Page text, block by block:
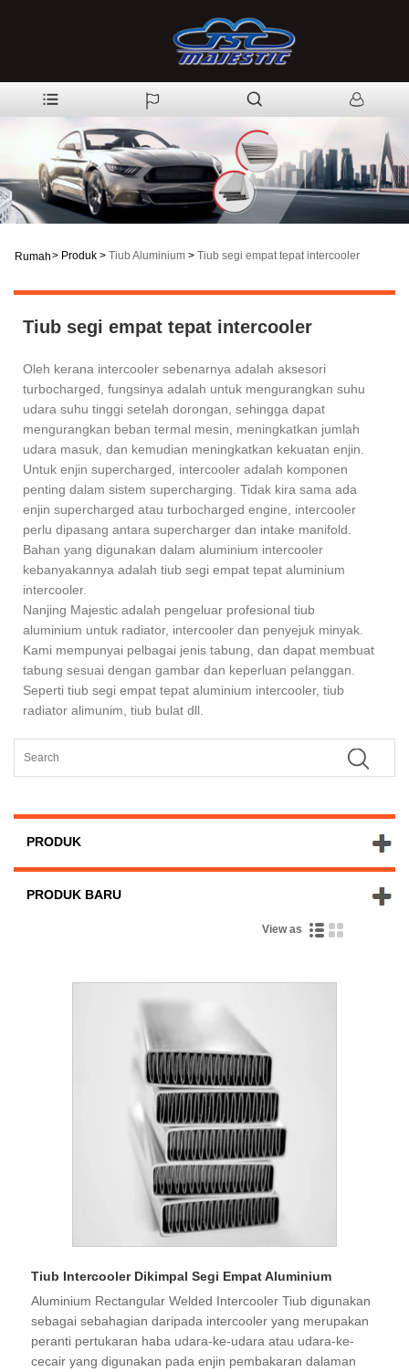
Rumah> Produk > Tiub Aluminium > Tiub segi empat tepat intercooler
Tiub segi empat tepat intercooler
Oleh kerana intercooler sebenarnya adalah aksesori
turbocharged, fungsinya adalah untuk mengurangkan suhu
udara suhu tinggi setelah dorongan, sehingga dapat
mengurangkan beban termal mesin, meningkatkan jumlah
udara masuk, dan kemudian meningkatkan kekuatan enjin.
Untuk enjin supercharged, intercooler adalah komponen
penting dalam sistem supercharging. Tidak kira sama ada
enjin supercharged atau turbocharged engine, intercooler
perlu dipasang antara supercharger dan intake manifold.
Bahan yang digunakan dalam aluminium intercooler
kebanyakannya adalah tiub segi empat tepat aluminium
intercooler.
Nanjing Majestic adalah pengeluar profesional tiub
aluminium untuk radiator, intercooler dan penyejuk minyak.
Kami mempunyai pelbagai jenis tabung, dan dapat membuat
tabung sesuai dengan gambar dan keperluan pelanggan.
Seperti tiub segi empat tepat aluminium intercooler, tiub
radiator alimunim, tiub bulat dll.
PRODUK
PRODUK BARU
View as
Tiub Intercooler Dikimpal Segi Empat Aluminium
Aluminium Rectangular Welded Intercooler Tiub digunakan
sebagai sebahagian daripada intercooler yang merupakan
peranti pertukaran haba udara-ke-udara atau udara-ke-
cecair yang digunakan pada enjin pembakaran dalaman